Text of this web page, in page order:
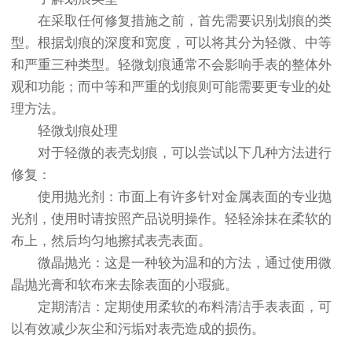
在采取任何修复措施之前，首先需要识别划痕的类
型。根据划痕的深度和宽度，可以将其分为轻微、中等
和严重三种类型。轻微划痕通常不会影响手表的整体外
观和功能；而中等和严重的划痕则可能需要更专业的处
理方法。
轻微划痕处理
对于轻微的表壳划痕，可以尝试以下几种方法进行
修复：
使用抛光剂：市面上有许多针对金属表面的专业抛
光剂，使用时请按照产品说明操作。轻轻涂抹在柔软的
布上，然后均匀地擦拭表壳表面。
微晶抛光：这是一种较为温和的方法，通过使用微
晶抛光膏和软布来去除表面的小瑕疵。
定期清洁：定期使用柔软的布料清洁手表表面，可
以有效减少灰尘和污垢对表壳造成的损伤。